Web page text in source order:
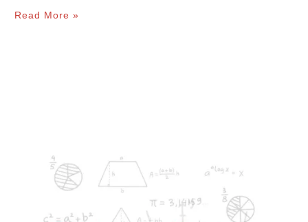
Tradisi
Read More »